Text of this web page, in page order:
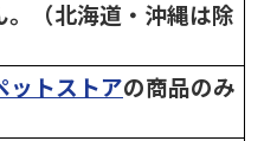
。（北海道・沖縄は除
ットストアの商品のみ